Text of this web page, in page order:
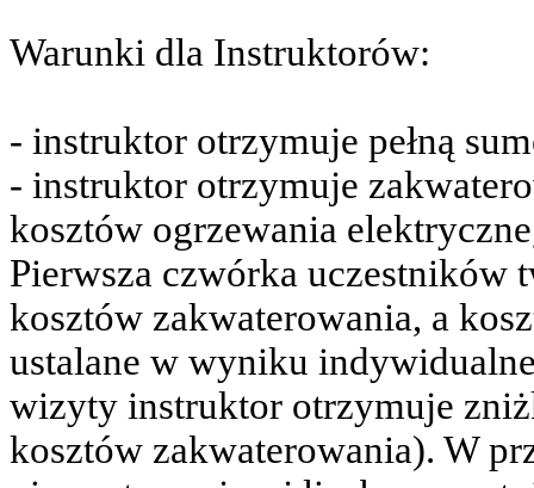
Warunki dla Instruktorów:
- instruktor otrzymuje pełną
- instruktor otrzymuje
kosztów ogrzewania
Pierwsza czwórka uczestników
kosztów zakwaterowania, a
ustalane w wyniku
wizyty instruktor otrzymuje
kosztów zakwaterowania). W